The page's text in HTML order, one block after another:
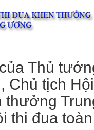
Thủ
Chủ tịch
thưởng
thi đua